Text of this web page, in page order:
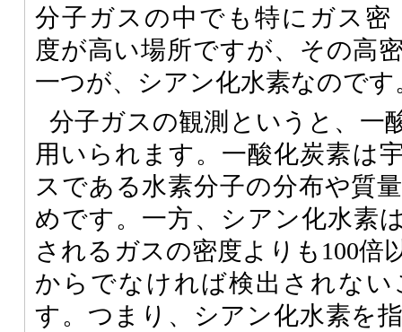
分子ガスの中でも特にガス密
度が高い場所ですが、その高
一つが、シアン化水素なのです
分子ガスの観測というと、一
用いられます。一酸化炭素は
スである水素分子の分布や質
めです。一方、シアン化水素
されるガスの密度よりも100倍
からでなければ検出されな
す。つまり、シアン化水素を